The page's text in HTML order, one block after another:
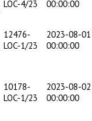
LOC-4/23 00:00:00
12476-
LOC-1/23
2023-08-01
00:00:00
10178-
LOC-1/23
2023-08-02
00:00:00